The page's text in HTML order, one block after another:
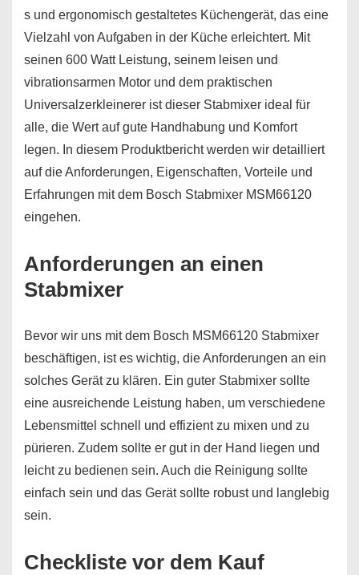
s und ergonomisch gestaltetes Küchengerät, das eine
Vielzahl von Aufgaben in der Küche erleichtert. Mit
seinen 600 Watt Leistung, seinem leisen und
vibrationsarmen Motor und dem praktischen
Universalzerkleinerer ist dieser Stabmixer ideal für
alle, die Wert auf gute Handhabung und Komfort
legen. In diesem Produktbericht werden wir detailliert
auf die Anforderungen, Eigenschaften, Vorteile und
Erfahrungen mit dem Bosch Stabmixer MSM66120
eingehen.
Anforderungen an einen
Stabmixer
Bevor wir uns mit dem Bosch MSM66120 Stabmixer
beschäftigen, ist es wichtig, die Anforderungen an ein
solches Gerät zu klären. Ein guter Stabmixer sollte
eine ausreichende Leistung haben, um verschiedene
Lebensmittel schnell und effizient zu mixen und zu
pürieren. Zudem sollte er gut in der Hand liegen und
leicht zu bedienen sein. Auch die Reinigung sollte
einfach sein und das Gerät sollte robust und langlebig
sein.
Checkliste vor dem Kauf